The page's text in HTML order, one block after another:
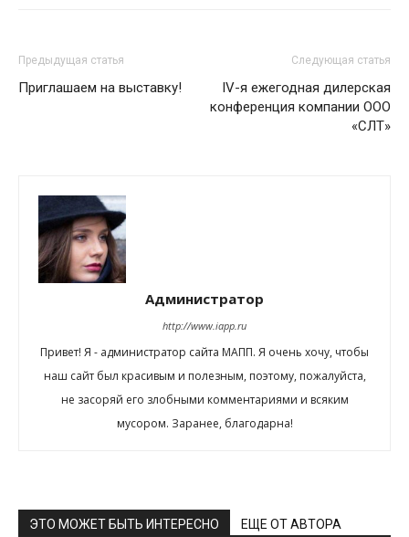
Предыдущая статья
Приглашаем на выставку!
Следующая статья
IV-я ежегодная дилерская
конференция компании ООО
«СЛТ»
Администратор
http://www.iapp.ru
Привет! Я - администратор сайта МАПП. Я очень хочу, чтобы
наш сайт был красивым и полезным, поэтому, пожалуйста,
не засоряй его злобными комментариями и всяким
мусором. Заранее, благодарна!
ЭТО МОЖЕТ БЫТЬ ИНТЕРЕСНО ЕЩЕ ОТ АВТОРА